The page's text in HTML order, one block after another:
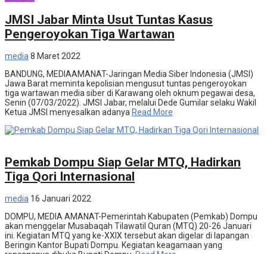
JMSI Jabar Minta Usut Tuntas Kasus
Pengeroyokan Tiga Wartawan
media 8 Maret 2022
BANDUNG, MEDIAAMANAT-Jaringan Media Siber Indonesia (JMSI)
Jawa Barat meminta kepolisian mengusut tuntas pengeroyokan
tiga wartawan media siber di Karawang oleh oknum pegawai desa,
Senin (07/03/2022). JMSI Jabar, melalui Dede Gumilar selaku Wakil
Ketua JMSI menyesalkan adanya Read More
Pemkab Dompu Siap Gelar MTQ, Hadirkan
Tiga Qori Internasional
media 16 Januari 2022
DOMPU, MEDIA AMANAT-Pemerintah Kabupaten (Pemkab) Dompu
akan menggelar Musabaqah Tilawatil Quran (MTQ) 20-26 Januari
ini. Kegiatan MTQ yang ke-XXIX tersebut akan digelar di lapangan
Beringin Kantor Bupati Dompu. Kegiatan keagamaan yang